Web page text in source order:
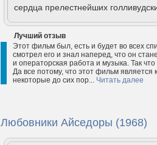
сердца прелестнейших
Лучший отзыв
Этот фильм был, есть и будет во всех
смотрел его и знал наперед, что он
и операторская работа и музыка. Так
Да все потому, что этот фильм
некоторые до сих пор... Читать далее
Любовники Айседоры (1968)